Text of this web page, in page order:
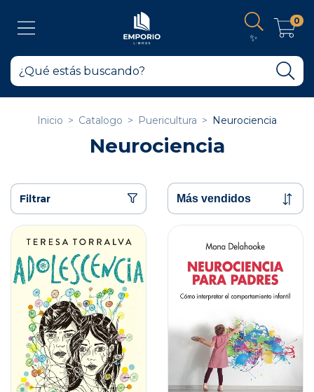
✨
0
Inicio > Catalogo > Puericultura > Neurociencia
Neurociencia
Filtrar